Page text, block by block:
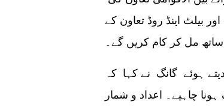
بیلٹ اینڈ روڈ تعاون کے
ساتھ مل کر کام کریں گے۔
ہوئے گانگ نے کہا کہ
چاہیے۔ اعداد و شمار